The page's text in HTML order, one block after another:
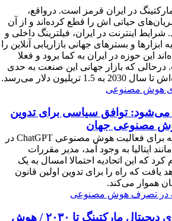
در ایران قرمز است. درواقع،
حیاتی اش را قطع کرده‌اند و از آن
شرایط اینترنت در ایران، فیلترینگ داخلی و
و بسترهای جهانی بازاریابی آنلاین را
این حوزه در ایران به کما برود و فعلا
درحالی که بازار جهانی این صنعت به حدی
دلار می‌رسد.
می‌شود: توافق سیاسی برای تدوین
مصنوعی جهان
به دنبال محدودیت‌هایی که برای فعالیت هوش مصنوعی ChatGPT در
ایتالیا به وجود آمد، مدیر مقررات
کرد که این اتحادیه احتمالا امسال به یک
که راه را برای تدوین اولین قانون
هموار می‌کند.
رشد 1.5 تریلیون دلاری دیجیتال مارکتینگ تا ۲۰۳۰ / هوش